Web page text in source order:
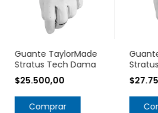
Guante TaylorMade
Stratus Tech Dama
$25.500,00
Comprar